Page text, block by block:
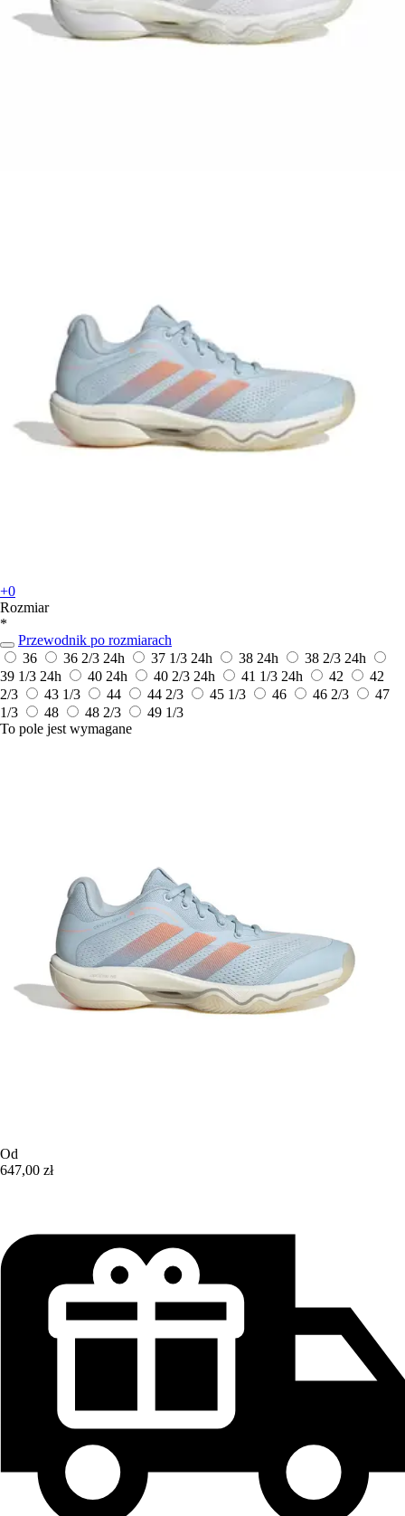
+0
Rozmiar
*
Przewodnik po rozmiarach
36
36 2/3 24h 37 1/3 24h 38 24h 38 2/3 24h
39 1/3 24h 40 24h 40 2/3 24h 41 1/3 24h 42
42
2/3
43 1/3 44 44 2/3 45 1/3 46 46 2/3
47
1/3
48 48 2/3
49 1/3
To pole jest wymagane
Od
647,00 zł